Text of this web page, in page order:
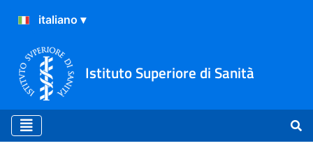
Istituto Superiore di Sanità